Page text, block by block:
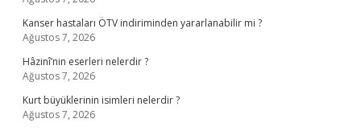
Kanser hastaları ÖTV indiriminden yararlanabilir mi ?
Ağustos 7, 2026
Hâzinî’nin eserleri nelerdir ?
Ağustos 7, 2026
Kurt büyüklerinin isimleri nelerdir ?
Ağustos 7, 2026